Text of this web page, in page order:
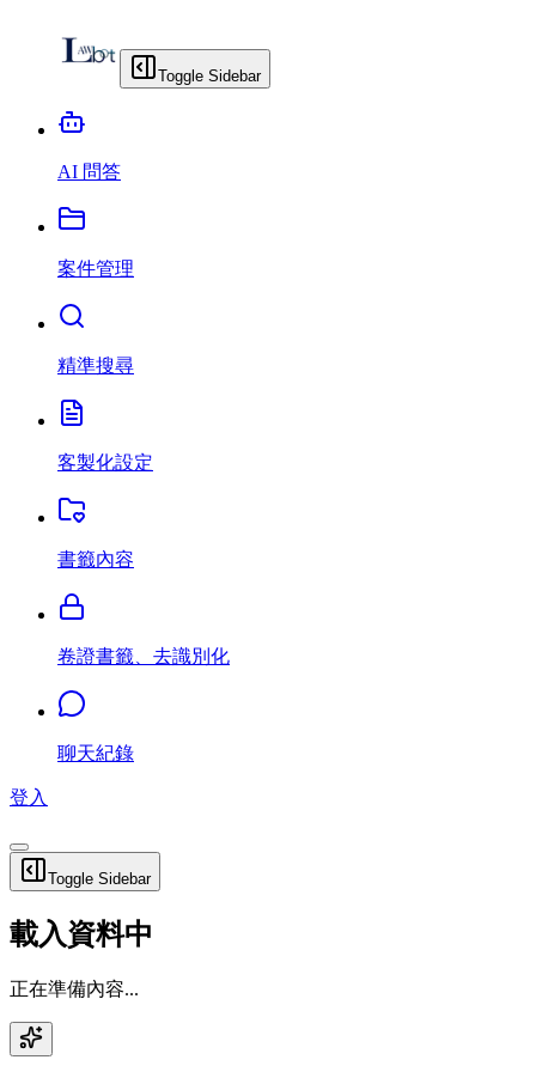
Toggle Sidebar
AI 問答
案件管理
精準搜尋
客製化設定
書籤內容
卷證書籤、去識別化
聊天紀錄
登入
Toggle Sidebar
載入資料中
正在準備內容...